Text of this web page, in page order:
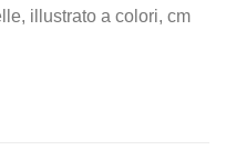
illustrato a colori, cm